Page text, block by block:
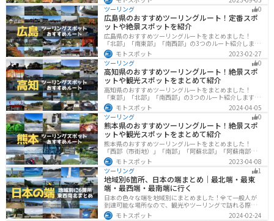
然豊かな山々や湖、温泉地が点在し、四季折々の景色を
楽しめるスポットが多数あります。バイクで九州にツー
リングに行く際は参考にしてください。
ツーリング
0
広島県のおすすめツーリングルート！定番スポ
ットや絶景スポットを紹介
広島県のおすすめツーリングルートをまとめました！
「北部」「南東部」「南西部」の3つのルート紹介しま
す。自然豊かな山と海だけでなく、歴史的価値のある建
造物も多数あるので、飽きることなくツーリングを堪能
できます。バイクで広島県にツーリングに行く際は参考
にしてください。
モトスポット
2023-02-27
ツーリング
0
高知県のおすすめツーリングルート！絶景スポ
ットや観光スポットをまとめて紹介
高知県のおすすめツーリングルートをまとめました！
「東部」「北部」「南西部」の3つのルート紹介します。
山と海どちらも楽しめるスポットが多数あり、様々な楽
しみ方ができます。バイクで高知県にツーリングに行く
際は参考にしてください。
モトスポット
2024-04-05
ツーリング
0
熊本県のおすすめツーリングルート！絶景スポ
ットや観光スポットをまとめて紹介
熊本県のおすすめツーリングルートをまとめました！
「西部（市街地）」「南部」「阿蘇北部」「阿蘇南部」
の4つのルート紹介します。阿蘇山や天草諸島をはじめと
した豊かな自然や、熊本城や水前寺成趣園など歴史ある
観光スポットが多数あり、様々な楽しみ方ができます。
バイクで熊本県にツーリングに行く際は参考にしてくだ
さい。
モトスポット
2023-04-08
ツーリング
1
地域別6箇所、日本の端まとめ｜最北端・最東
端・最西端・最南端に行く
日本の色々な端を地域別にまとめました！全て一般人が
到達可能な場所なので、観光やツーリングで訪れる際の
参考にしてください。
モトスポット 2024-02-24